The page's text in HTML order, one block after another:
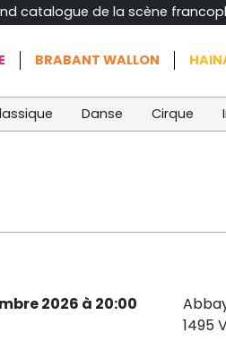
catalogue de la scène
BRABANT WALLON
Danse Cirque
2026 à 20:00
1495